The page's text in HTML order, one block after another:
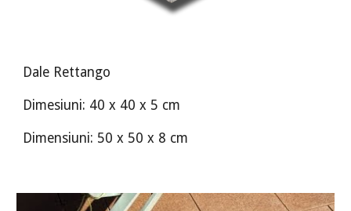
Dale Rettango
Dimesiuni: 40 x 40 x 5 cm
Dimensiuni: 50 x 50 x 8 cm